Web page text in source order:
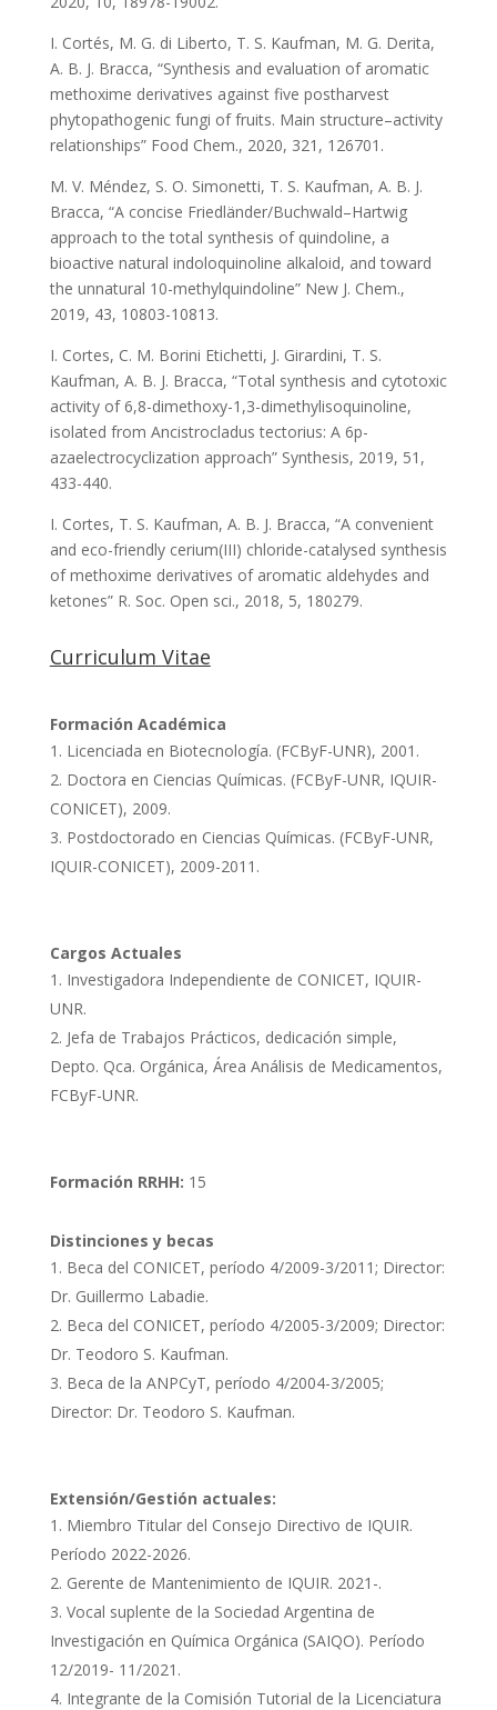
I. Cortés, M. G. di Liberto, T. S. Kaufman, M. G. Derita,
A. B. J. Bracca, “Synthesis and evaluation of aromatic
methoxime derivatives against five postharvest
phytopathogenic fungi of fruits. Main structure–activity
relationships” Food Chem., 2020, 321, 126701.
M. V. Méndez, S. O. Simonetti, T. S. Kaufman, A. B. J.
Bracca, “A concise Friedländer/Buchwald–Hartwig
approach to the total synthesis of quindoline, a
bioactive natural indoloquinoline alkaloid, and toward
the unnatural 10-methylquindoline” New J. Chem.,
2019, 43, 10803-10813.
I. Cortes, C. M. Borini Etichetti, J. Girardini, T. S.
Kaufman, A. B. J. Bracca, “Total synthesis and cytotoxic
activity of 6,8-dimethoxy-1,3-dimethylisoquinoline,
isolated from Ancistrocladus tectorius: A 6p-
azaelectrocyclization approach” Synthesis, 2019, 51,
433-440.
I. Cortes, T. S. Kaufman, A. B. J. Bracca, “A convenient
and eco-friendly cerium(III) chloride-catalysed synthesis
of methoxime derivatives of aromatic aldehydes and
ketones” R. Soc. Open sci., 2018, 5, 180279.
Curriculum Vitae
Formación Académica
Licenciada en Biotecnología. (FCByF-UNR), 2001.
Doctora en Ciencias Químicas. (FCByF-UNR, IQUIR-
CONICET), 2009.
Postdoctorado en Ciencias Químicas. (FCByF-UNR,
IQUIR-CONICET), 2009-2011.
Cargos Actuales
Investigadora Independiente de CONICET, IQUIR-
UNR.
Jefa de Trabajos Prácticos, dedicación simple,
Depto. Qca. Orgánica, Área Análisis de Medicamentos,
FCByF-UNR.
Formación RRHH: 15
Distinciones y becas
Beca del CONICET, período 4/2009-3/2011; Director:
Dr. Guillermo Labadie.
Beca del CONICET, período 4/2005-3/2009; Director:
Dr. Teodoro S. Kaufman.
Beca de la ANPCyT, período 4/2004-3/2005;
Director: Dr. Teodoro S. Kaufman.
Extensión/Gestión actuales:
Miembro Titular del Consejo Directivo de IQUIR.
Período 2022-2026.
Gerente de Mantenimiento de IQUIR. 2021-.
Vocal suplente de la Sociedad Argentina de
Investigación en Química Orgánica (SAIQO). Período
12/2019- 11/2021.
Integrante de la Comisión Tutorial de la Licenciatura